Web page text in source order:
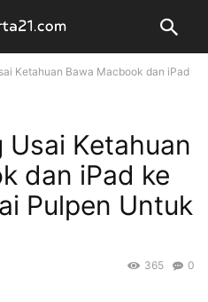
Ketahuan Bawa Macbook dan iPad
Ketahuan
dan iPad ke
Pulpen Untuk
0
365